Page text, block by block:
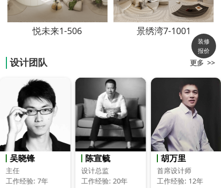
悦未来1-506 景绣湾7-1001
设计团队 更多 >>
陈宣毓
设计总监
工作经验: 20年
胡万里
首席设计师
工作经验: 12年
赵超迪
首席设计师
工作经验: 8年
装修
报价